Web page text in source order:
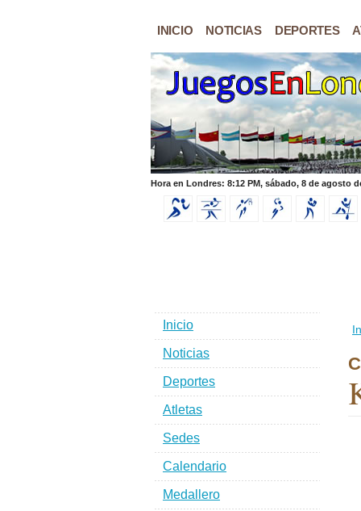
INICIO NOTICIAS DEPORTES
Hora en Londres: 8:12 PM, sábado, 8 de agosto
Inicio
Noticias
Deportes
Atletas
Sedes
Calendario
Medallero